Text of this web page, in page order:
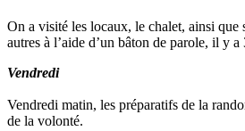
On a visité les locaux, le chalet, ainsi que
autres à l’aide d’un bâton de parole, il y
Vendredi
Vendredi matin, les préparatifs de la
de la volonté.